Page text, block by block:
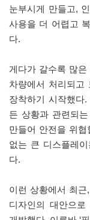
눈부시게 만들고,
사용을 더 어렵고
다.
게다가 갈수록 많
차량에서 처리되고
장착하기 시작했다
든 상황과 관련되
만들어 안전을 위
없는 큰 디스플레
다.
이런 상황에서 최
디자인의 대안으로